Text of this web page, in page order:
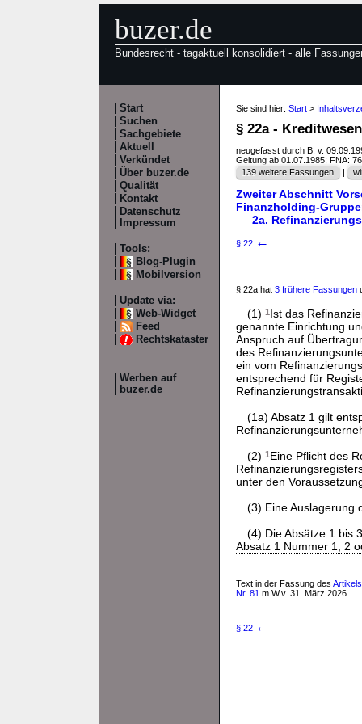
buzer.de
Bundesrecht - tagaktuell konsolidiert - alle
Start
Suchen
Sachgebiete
Aktuell
Verkündet
Über buzer.de
Qualität
Kontakt
Datenschutz
Impressum
Tools:
Blog-Plugin
Mobilversion
Update via:
Web-Widget
Feed
Rechtskataster
Werben auf
buzer.de
Sie sind hier: Start >
§ 22a -
neugefasst durch B. v.
Geltung ab 01.07.1985; FNA:
139 weitere Fassungen
|
Zweiter Abschnitt
Finanzholding-
2a.
§ 22 ←
§ 22a hat 3 frühere Fassungen
(1) 1Ist das
genannte Einrichtung
Anspruch auf
des
ein vom
entsprechend für
(1a) Absatz 1 gilt
(2) 1Eine Pflicht des
unter den
(3) Eine Auslagerung
(4) Die Absätze 1 bis
Absatz 1 Nummer 1, 2
Text in der Fassung des
Nr. 81 m.W.v. 31. März 2026
§ 22 ←